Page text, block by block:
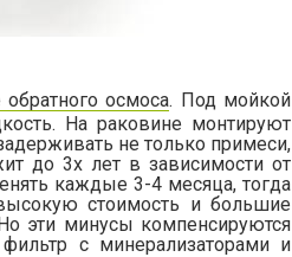
обратного осмоса. Под мойкой
На раковине монтируют
не только примеси,
до 3х лет в зависимости от
каждые 3-4 месяца, тогда
стоимость и большие
эти минусы компенсируются
с минерализаторами и